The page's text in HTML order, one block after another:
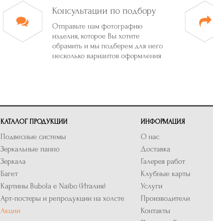
Консультации по подбору
Отправьте нам фотографию
изделия, которое Вы хотите
обрамить и мы подберем для него
несколько вариантов оформления
КАТАЛОГ ПРОДУКЦИИ
Подвесные системы
Зеркальные панно
Зеркала
Багет
Картины Bubola e Naibo (Италия)
Арт-постеры и репродукции на холсте
Акции
ИНФОРМАЦИЯ
О нас
Доставка
Галерея работ
Клубные карты
Услуги
Производители
Контакты